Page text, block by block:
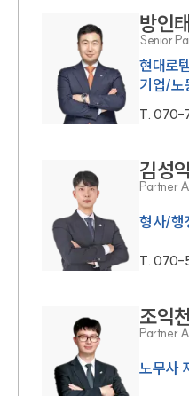
방인태
Senior
현대로
기업/노
T.070-
김성익
Partner
형사/행
T.070-
조익천
Partner
노무사